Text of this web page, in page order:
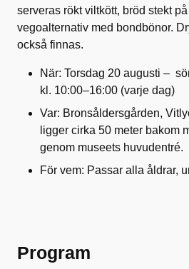
serveras rökt viltkött, bröd stekt
vegoalternativ med bondbönor.
också finnas.
När: Torsdag 20 augusti –
kl. 10:00–16:00 (varje dag)
Var: Bronsåldersgården,
ligger cirka 50 meter bakom
genom museets huvudentré.
För vem: Passar alla åldrar,
Program